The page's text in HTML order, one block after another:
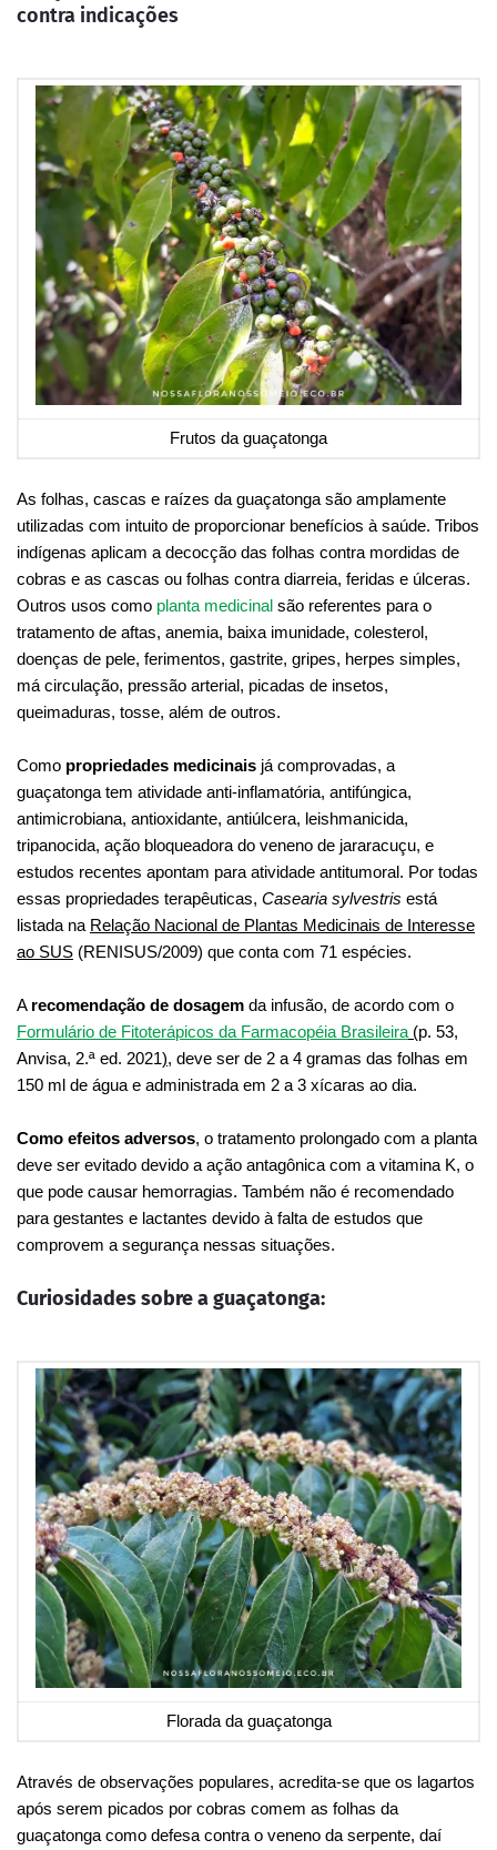
contra indicações
Frutos da guaçatonga
As folhas, cascas e raízes da guaçatonga são amplamente
utilizadas com intuito de proporcionar benefícios à saúde. Tribos
indígenas aplicam a decocção das folhas contra mordidas de
cobras e as cascas ou folhas contra diarreia, feridas e úlceras.
Outros usos como planta medicinal são referentes para o
tratamento de aftas, anemia, baixa imunidade, colesterol,
doenças de pele, ferimentos, gastrite, gripes, herpes simples,
má circulação, pressão arterial, picadas de insetos,
queimaduras, tosse, além de outros.
Como propriedades medicinais já comprovadas, a
guaçatonga tem atividade anti-inflamatória, antifúngica,
antimicrobiana, antioxidante, antiúlcera, leishmanicida,
tripanocida, ação bloqueadora do veneno de jararacuçu, e
estudos recentes apontam para atividade antitumoral. Por todas
essas propriedades terapêuticas, Casearia sylvestris está
listada na Relação Nacional de Plantas Medicinais de Interesse
ao SUS (RENISUS/2009) que conta com 71 espécies.
A recomendação de dosagem da infusão, de acordo com o
Formulário de Fitoterápicos da Farmacopéia Brasileira (p. 53,
Anvisa, 2.ª ed. 2021), deve ser de 2 a 4 gramas das folhas em
150 ml de água e administrada em 2 a 3 xícaras ao dia.
Como efeitos adversos, o tratamento prolongado com a planta
deve ser evitado devido a ação antagônica com a vitamina K, o
que pode causar hemorragias. Também não é recomendado
para gestantes e lactantes devido à falta de estudos que
comprovem a segurança nessas situações.
Curiosidades sobre a guaçatonga:
Florada da guaçatonga
Através de observações populares, acredita-se que os lagartos
após serem picados por cobras comem as folhas da
guaçatonga como defesa contra o veneno da serpente, daí